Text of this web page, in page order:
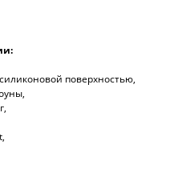
поверхностью,